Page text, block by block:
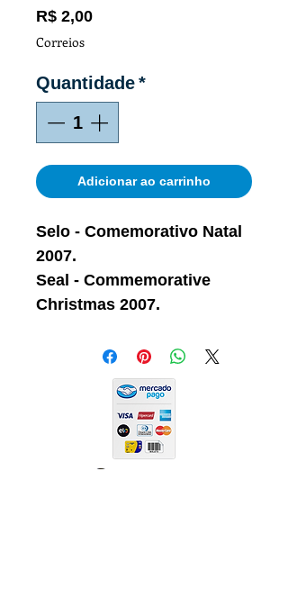
R$ 2,00Preço
Correios
Quantidade*
Adicionar ao carrinho
Selo - Comemorativo Natal
2007.
Seal - Commemorative
Christmas 2007.